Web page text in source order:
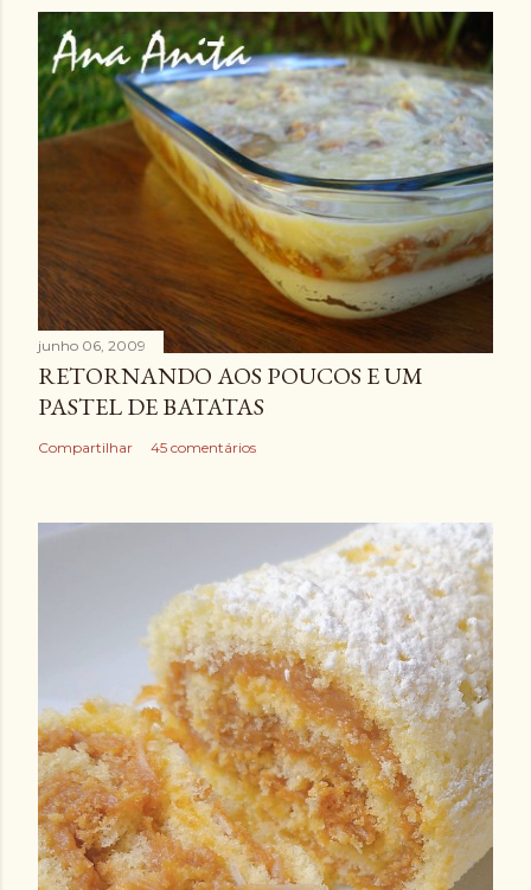
junho 06, 2009
RETORNANDO AOS POUCOS E UM
PASTEL DE BATATAS
Compartilhar 45 comentários